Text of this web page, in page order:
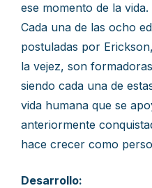
ese momento de la vida.
Cada una de las ocho
postuladas por
la vejez, son
siendo cada una de
vida humana que se
anteriormente
hace crecer como
Desarrollo: